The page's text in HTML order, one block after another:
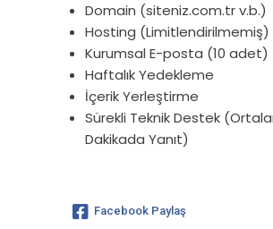
Domain (siteniz.com.tr v.b.)
Hosting (Limitlendirilmemiş)
Kurumsal E-posta (10 adet)
Haftalık Yedekleme
İçerik Yerleştirme
Sürekli Teknik Destek
Dakikada Yanıt)
Facebook Paylaş